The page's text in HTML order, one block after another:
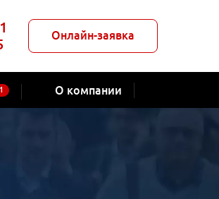
Онлайн-заявка
О компании